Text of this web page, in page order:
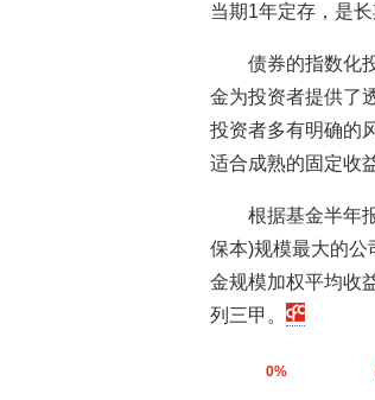
当期1年定存，是
债券的指数化
金为投资者提供了
投资者多有明确的
适合成熟的固定收
根据基金半年
保本)规模最大的公
金规模加权平均收
列三甲。
0%